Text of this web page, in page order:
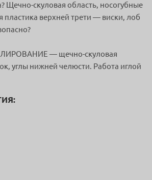
Щечно-скуловая область, носогубные
пластика верхней трети — виски, лоб
— щечно-скуловая
углы нижней челюсти. Работа иглой